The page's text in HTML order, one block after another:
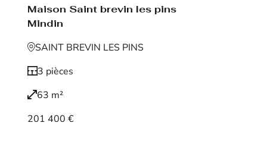
Maison Saint brevin les pins
Mindin
SAINT BREVIN LES PINS
3 pièces
63 m²
201 400 €